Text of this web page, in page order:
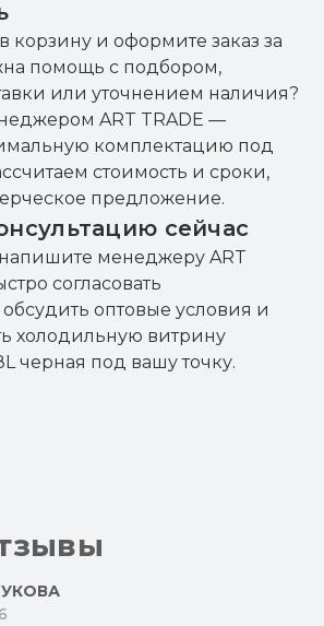
корзину и оформите заказ за
помощь с подбором,
или уточнением наличия?
ART TRADE —
комплектацию под
стоимость и сроки,
предложение.
сейчас
менеджеру ART
согласовать
оптовые условия и
холодильную витрину
черная под вашу точку.